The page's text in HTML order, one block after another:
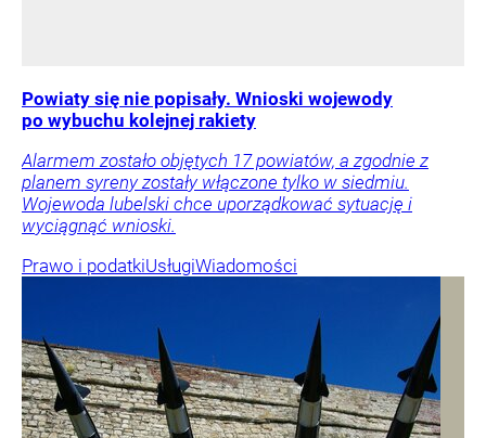
Powiaty się nie popisały. Wnioski wojewody
po wybuchu kolejnej rakiety
Alarmem zostało objętych 17 powiatów, a zgodnie z
planem syreny zostały włączone tylko w siedmiu.
Wojewoda lubelski chce uporządkować sytuację i
wyciągnąć wnioski.
Prawo i podatkiUsługiWiadomości